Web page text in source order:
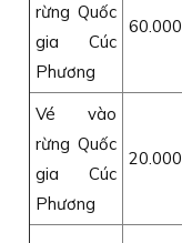
rừng Quốc
gia Cúc
Phương
60.000
Vé vào
rừng Quốc
gia Cúc
Phương
20.000